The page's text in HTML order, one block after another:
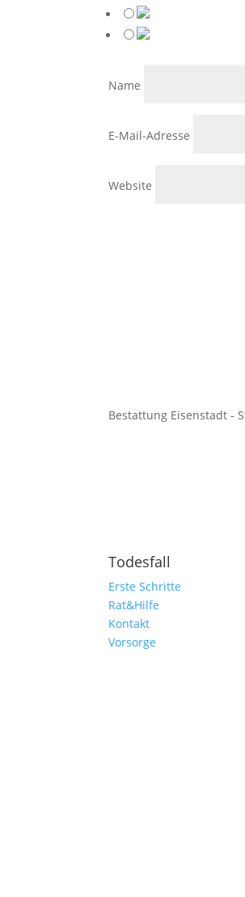
Name
E-Mail-Adresse
Website
Bestattung Eisenstadt -
Todesfall
Erste Schritte
Rat&Hilfe
Kontakt
Vorsorge